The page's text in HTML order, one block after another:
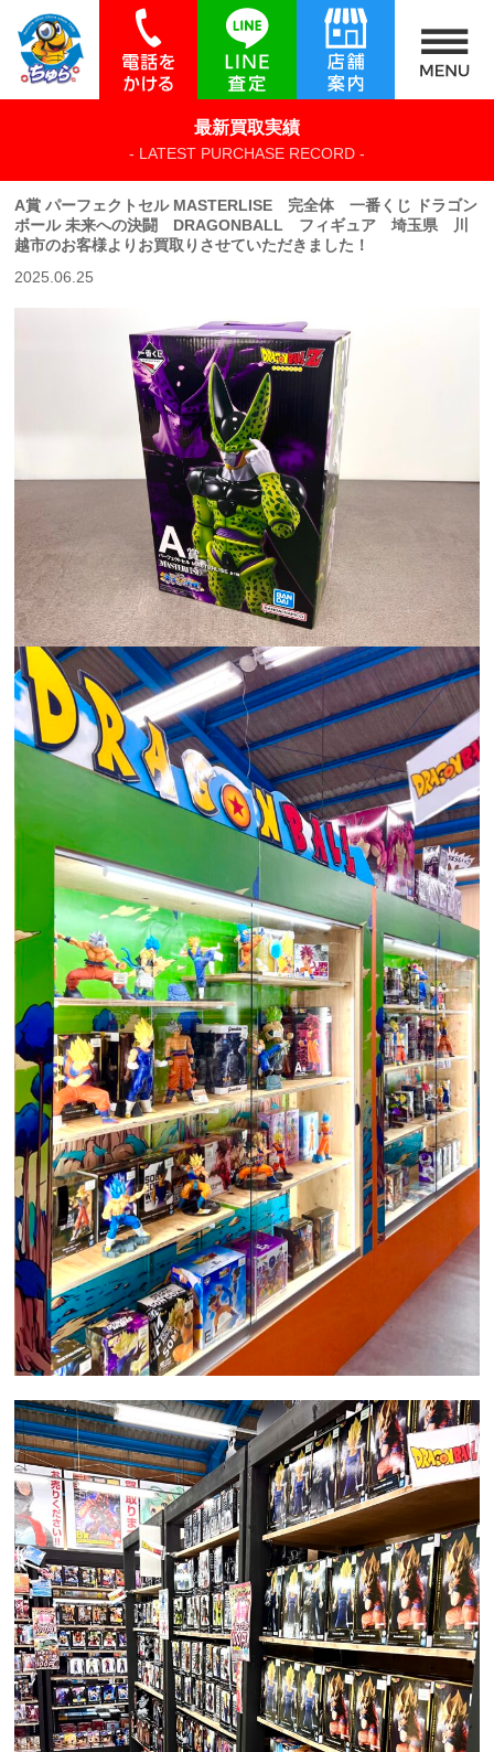
最新買取実績
- LATEST PURCHASE RECORD -
A賞 パーフェクトセル MASTERLISE 完全体 一番くじ ドラゴン
ボール 未来への決闘 DRAGONBALL フィギュア 埼玉県 川
越市のお客様よりお買取りさせていただきました！
2025.06.25